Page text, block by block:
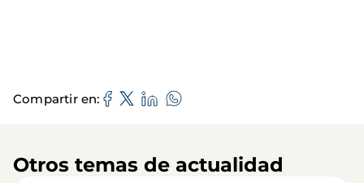
Compartir en
Otros temas de actualidad